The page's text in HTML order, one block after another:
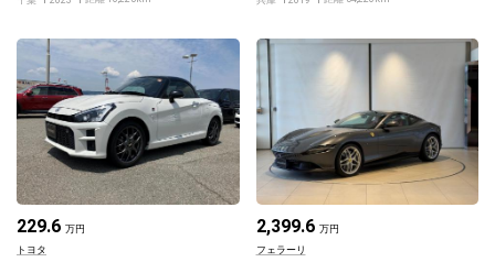
229.6 万円
トヨタ
2,399.6 万円
フェラーリ